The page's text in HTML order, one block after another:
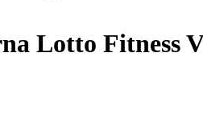
Lotto Fitness